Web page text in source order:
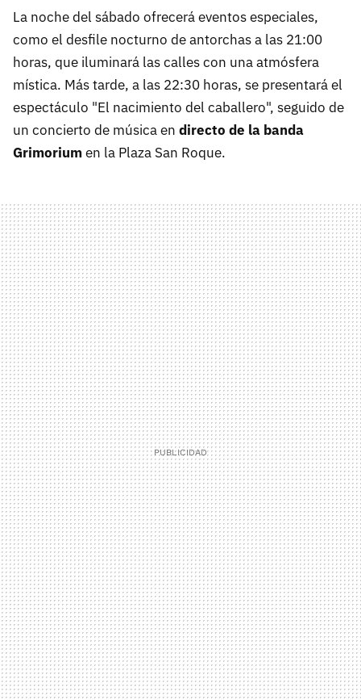
La noche del sábado ofrecerá eventos especiales,
como el desfile nocturno de antorchas a las 21:00
horas, que iluminará las calles con una atmósfera
mística. Más tarde, a las 22:30 horas, se presentará el
espectáculo "El nacimiento del caballero", seguido de
un concierto de música en directo de la banda
Grimoriumen la Plaza San Roque.